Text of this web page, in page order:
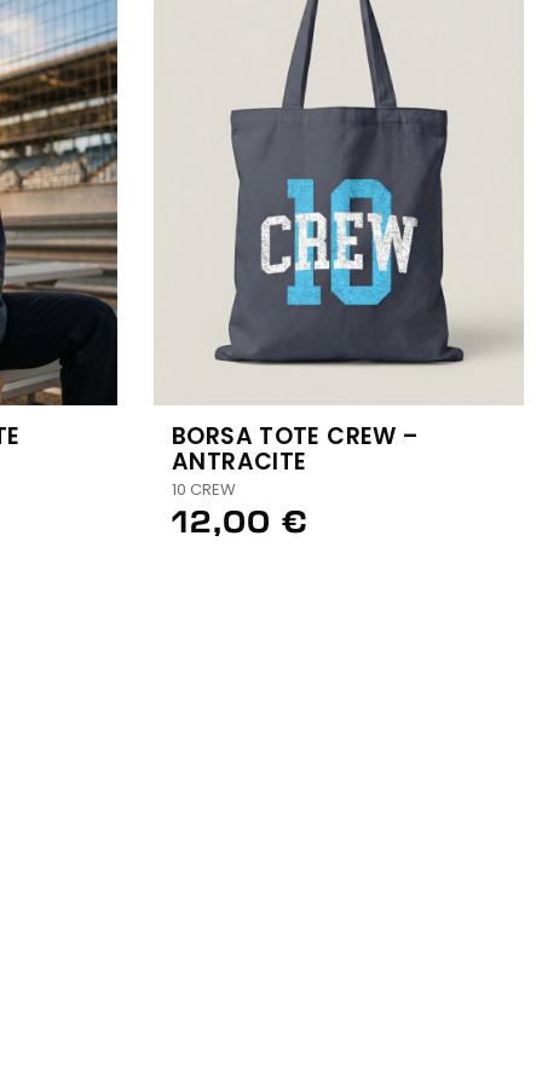
BORSA TOTE CREW –
ANTRACITE
10 CREW
12,00 €